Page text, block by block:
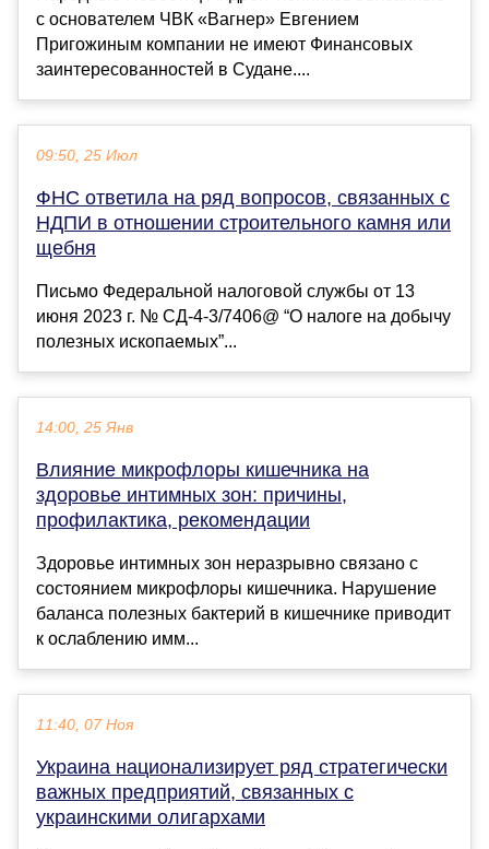
с основателем ЧВК «Вагнер» Евгением
Пригожиным компании не имеют Финансовых
заинтересованностей в Судане....
09:50, 25 Июл
ФНС ответила на ряд вопросов, связанных с
НДПИ в отношении строительного камня или
щебня
Письмо Федеральной налоговой службы от 13
июня 2023 г. № СД-4-3/7406@ “О налоге на добычу
полезных ископаемых”...
14:00, 25 Янв
Влияние микрофлоры кишечника на
здоровье интимных зон: причины,
профилактика, рекомендации
Здоровье интимных зон неразрывно связано с
состоянием микрофлоры кишечника. Нарушение
баланса полезных бактерий в кишечнике приводит
к ослаблению имм...
11:40, 07 Ноя
Украина национализирует ряд стратегически
важных предприятий, связанных с
украинскими олигархами